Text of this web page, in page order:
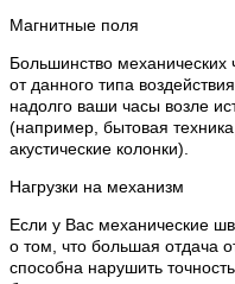
Магнитные поля
Большинство
от данного типа
надолго ваши часы возле
(например, бытовая
акустические колонки).
Нагрузки на механизм
Если у Вас механические
о том, что большая отдача
способна нарушить